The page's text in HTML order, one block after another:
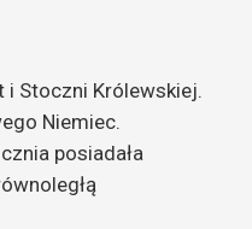
i Stoczni Królewskiej.
Niemiec.
posiadała